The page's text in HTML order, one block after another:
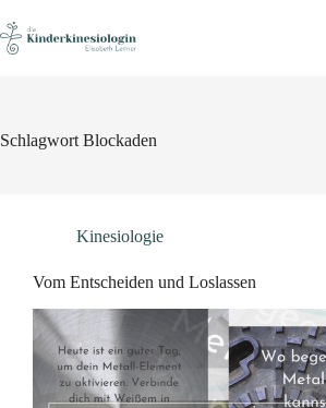
to
content
Schlagwort Blockaden
Kinesiologie
Vom Entscheiden und Loslassen